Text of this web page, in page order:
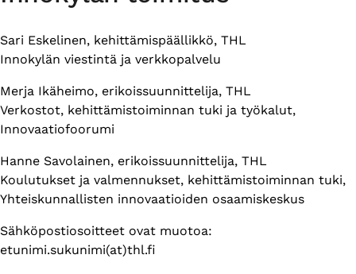
Sari Eskelinen, kehittämispäällikkö, THL
Innokylän viestintä ja verkkopalvelu
Merja Ikäheimo, erikoissuunnittelija, THL
Verkostot, kehittämistoiminnan tuki ja työkalut,
Innovaatiofoorumi
Hanne Savolainen, erikoissuunnittelija, THL
Koulutukset ja valmennukset, kehittämistoiminnan tuki,
Yhteiskunnallisten innovaatioiden osaamiskeskus
Sähköpostiosoitteet ovat muotoa:
etunimi.sukunimi(at)thl.fi